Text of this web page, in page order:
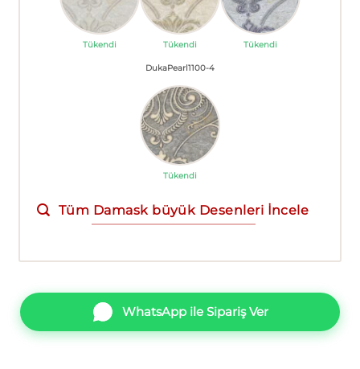
Tükendi Tükendi Tükendi
DukaPearl1100-4
Tükendi
Tüm Damask büyük Desenleri İncele
WhatsApp ile Sipariş Ver